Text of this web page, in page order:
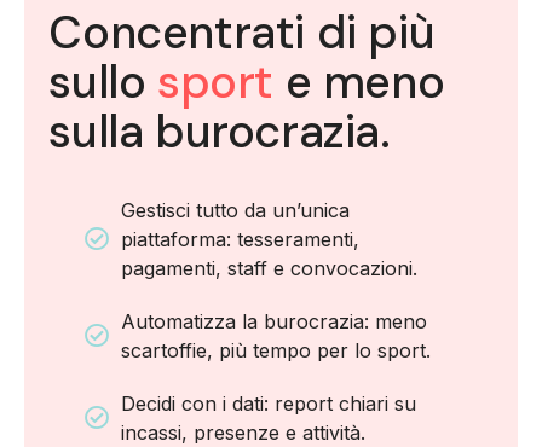
Concentrati di più
sullo sport e meno
sulla burocrazia.
Gestisci tutto da un’unica
piattaforma: tesseramenti,
pagamenti, staff e convocazioni.
Automatizza la burocrazia: meno
scartoffie, più tempo per lo sport.
Decidi con i dati: report chiari su
incassi, presenze e attività.